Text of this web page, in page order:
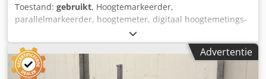
Toestand: gebruikt, Hoogtemarkeerder,
parallelmarkeerder, hoogtemeter, digitaal hoogtemetings-
en markeerapparaat Fabrikant: Helios-Preisser, Digitaal
hoogtemetings- en markeerapparaat Dsdjr A H Suepfx
Alijck .: 20092113041 -max. Werkhoogte: ca. 1000 mm -
Digitaal display: meetnauwkeurigheid 0,01 mm -
Advertentie